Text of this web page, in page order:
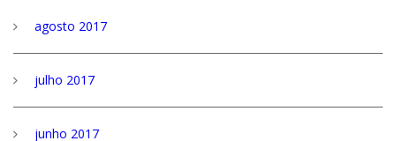
agosto 2017
julho 2017
junho 2017